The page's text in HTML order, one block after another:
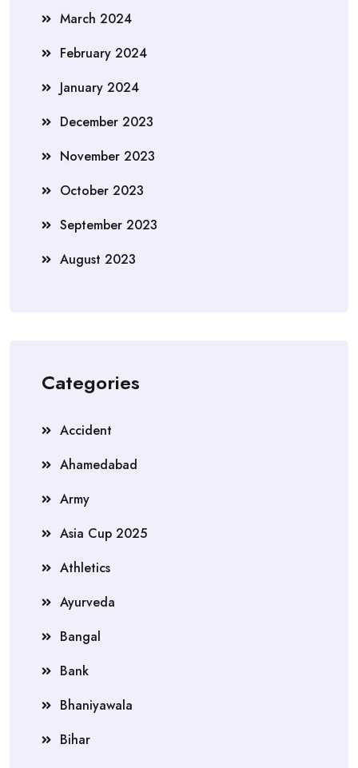
March 2024
February 2024
January 2024
December 2023
November 2023
October 2023
September 2023
August 2023
Categories
Accident
Ahamedabad
Army
Asia Cup 2025
Athletics
Ayurveda
Bangal
Bank
Bhaniyawala
Bihar